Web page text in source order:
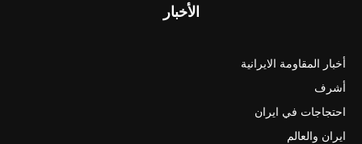
الأخبار
أخبار المقاومة الايرانية
أشرف
احتجاجات في ايران
ايران والعالم